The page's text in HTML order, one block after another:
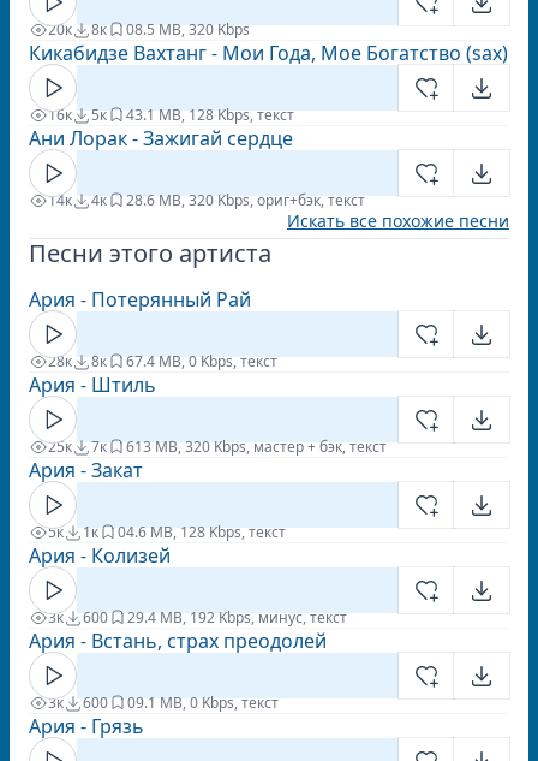
20к 8к 08.5 MB, 320 Kbps
Кикабидзе Вахтанг - Мои Года, Мое Богатство (sax)
16к 5к 43.1 MB, 128 Kbps, текст
Ани Лорак - Зажигай сердце
14к 4к 28.6 MB, 320 Kbps, ориг+бэк, текст
Искать все похожие песни
Песни этого артиста
Ария - Потерянный Рай
28к 8к 67.4 MB, 0 Kbps, текст
Ария - Штиль
25к 7к 613 MB, 320 Kbps, мастер + бэк, текст
Ария - Закат
5к 1к 04.6 MB, 128 Kbps, текст
Ария - Колизей
3к 600 29.4 MB, 192 Kbps, минус, текст
Ария - Встань, страх преодолей
3к 600 09.1 MB, 0 Kbps, текст
Ария - Грязь